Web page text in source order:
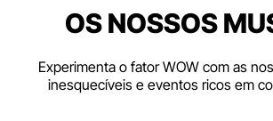
OS NOSSOS
Experimenta o fator WOW com as
inesquecíveis e eventos ricos em